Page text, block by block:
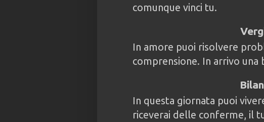
comunque vinci tu.
In amore puoi risolvere
comprensione. In arrivo una
In questa giornata puoi
riceverai delle conferme, il